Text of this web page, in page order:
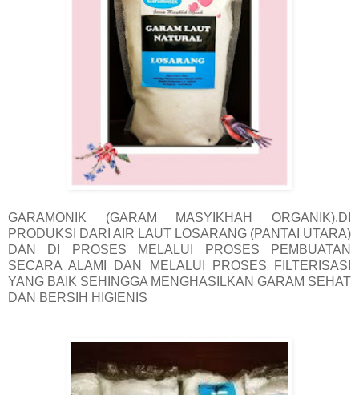
GARAMONIK (GARAM MASYIKHAH ORGANIK).DI
PRODUKSI DARI AIR LAUT LOSARANG (PANTAI UTARA)
DAN DI PROSES MELALUI PROSES PEMBUATAN
SECARA ALAMI DAN MELALUI PROSES FILTERISASI
YANG BAIK SEHINGGA MENGHASILKAN GARAM SEHAT
DAN BERSIH HIGIENIS